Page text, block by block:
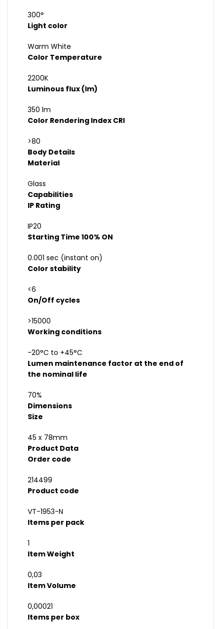
300°
Light color
Warm White
Color Temperature
2200K
Luminous flux (lm)
350 lm
Color Rendering Index CRI
>80
Body Details
Material
Glass
Capabilities
IP Rating
IP20
Starting Time 100% ON
0.001 sec (instant on)
Color stability
<6
On/Off cycles
>15000
Working conditions
-20°C to +45°C
Lumen maintenance factor at the end of
the nominal life
70%
Dimensions
Size
45 x 78mm
Product Data
Order code
214499
Product code
VT-1953-N
Items per pack
1
Item Weight
0,03
Item Volume
0,00021
Items per box